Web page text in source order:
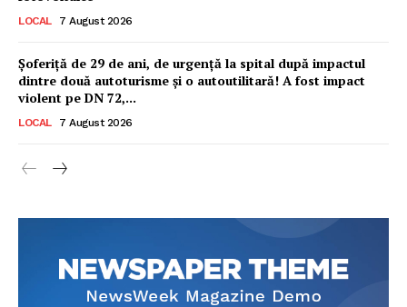
2de 2
LOCAL 7 August 2026
Șoferiță de 29 de ani, de urgență la spital după impactul
dintre două autoturisme și o autoutilitară! A fost impact
violent pe DN 72,...
LOCAL 7 August 2026